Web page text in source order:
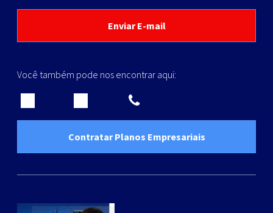
Enviar E-mail
Você também pode nos encontrar aqui:
Contratar Planos Empresariais